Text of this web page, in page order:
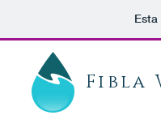
Fibla